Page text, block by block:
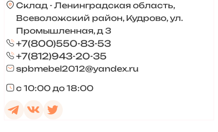
Склад - Ленинградская область,
Всеволожский район, Кудрово, ул.
Промышленная, д 3
+7(800)550-83-53
+7(812)943-20-35
spbmebel2012@yandex.ru
с 10:00 до 18:00